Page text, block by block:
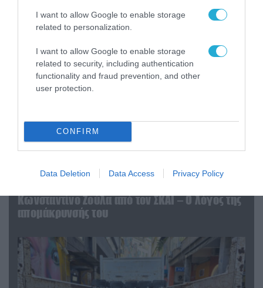
I want to allow Google to enable storage
related to personalization.
I want to allow Google to enable storage
related to security, including authentication
functionality and fraud prevention, and other
user protection.
CONFIRM
Data Deletion Data Access Privacy Policy
07.08.2026 | 20:02
Κωνσταντίνο Ζούλα από τον ΣΚΑΪ – Ο λόγος της
απομάκρυνσής του